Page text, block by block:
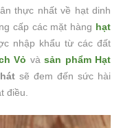
thực nhất về hạt dinh
cấp các mặt hàng hạt
nhập khẩu từ các đất
Vỏ vàsản phẩm Hạt
sẽ đem đến sức hài
điều.